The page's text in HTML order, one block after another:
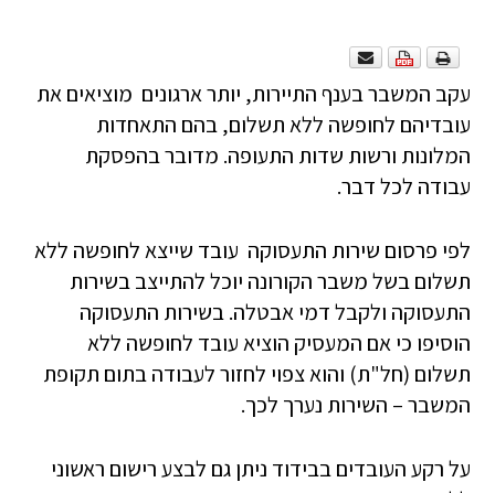
עקב המשבר בענף התיירות, יותר ארגונים מוציאים את
עובדיהם לחופשה ללא תשלום, בהם התאחדות
המלונות ורשות שדות התעופה. מדובר בהפסקת
עבודה לכל דבר.
לפי פרסום שירות התעסוקה עובד שייצא לחופשה ללא
תשלום בשל משבר הקורונה יוכל להתייצב בשירות
התעסוקה ולקבל דמי אבטלה. בשירות התעסוקה
הוסיפו כי אם המעסיק הוציא עובד לחופשה ללא
תשלום (חל"ת) והוא צפוי לחזור לעבודה בתום תקופת
המשבר – השירות נערך לכך.
על רקע העובדים בבידוד ניתן גם לבצע רישום ראשוני